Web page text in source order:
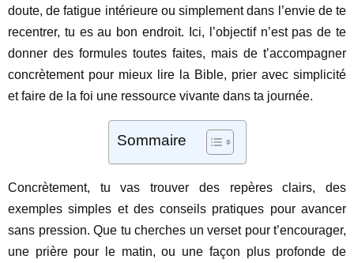
doute, de fatigue intérieure ou simplement dans l’envie de te
recentrer, tu es au bon endroit. Ici, l’objectif n’est pas de te
donner des formules toutes faites, mais de t’accompagner
concrètement pour mieux lire la Bible, prier avec simplicité
et faire de la foi une ressource vivante dans ta journée.
Sommaire
Concrètement, tu vas trouver des repères clairs, des
exemples simples et des conseils pratiques pour avancer
sans pression. Que tu cherches un verset pour t’encourager,
une prière pour le matin, ou une façon plus profonde de